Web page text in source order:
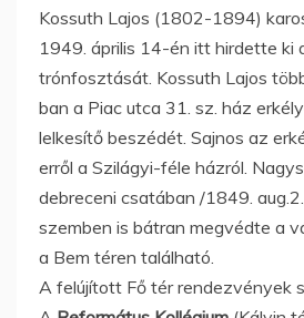
Kossuth Lajos (1802-1894)
1949. április 14-én itt hirdette ki
trónfosztását. Kossuth Lajos
ban a Piac utca 31. sz. ház
lelkesítő beszédét. Sajnos az
erről a Szilágyi-féle házról.
debreceni csatában /1849.
szemben is bátran megvédte a
a Bem téren található.
A felújított Fő tér rendezvények